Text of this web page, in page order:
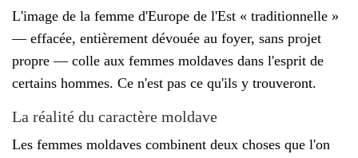
L'image de la femme d'Europe de l'Est « traditionnelle »
— effacée, entièrement dévouée au foyer, sans projet
propre — colle aux femmes moldaves dans l'esprit de
certains hommes. Ce n'est pas ce qu'ils y trouveront.
La réalité du caractère moldave
Les femmes moldaves combinent deux choses que l'on